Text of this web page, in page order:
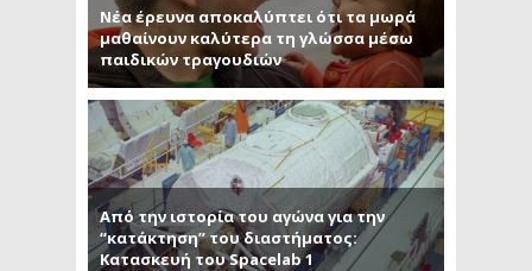
Νέα έρευνα αποκαλύπτει ότι τα μωρά
μαθαίνουν καλύτερα τη γλώσσα μέσω
παιδικών τραγουδιών
Από την ιστορία του αγώνα για την
“κατάκτηση” του διαστήματος:
Κατασκευή του Spacelab 1